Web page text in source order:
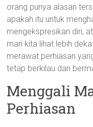
orang punya alasan
apakah itu untuk
mengekspresikan diri,
mari kita lihat lebih
merawat perhiasan
tetap berkilau dan
Menggali
Perhiasan